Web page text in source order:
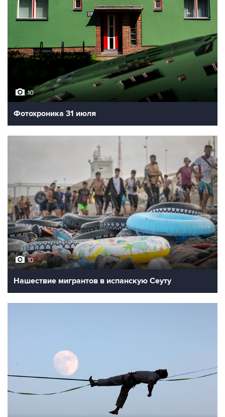
10
Фотохроника 31 июля
10
Нашествие мигрантов в испанскую Сеуту